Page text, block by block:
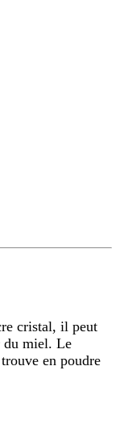
cristal, il peut
du miel. Le
en poudre